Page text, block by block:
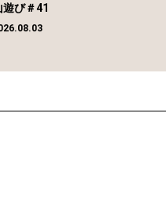
遊び＃41